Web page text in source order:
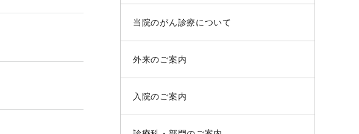
当院のがん診療について
外来のご案内
入院のご案内